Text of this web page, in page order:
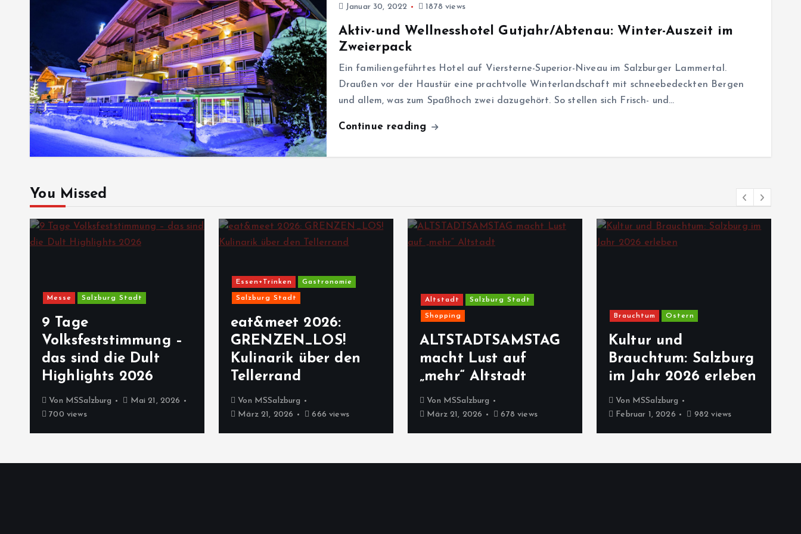
Januar 30, 2022
1878 views
Aktiv-und Wellnesshotel Gutjahr/Abtenau: Winter-Auszeit im
Zweierpack
Ein familiengeführtes Hotel auf Viersterne-Superior-Niveau im Salzburger Lammertal.
Draußen vor der Haustür eine prachtvolle Winterlandschaft mit schneebedeckten Bergen
und allem, was zum Spaßhoch zwei dazugehört. So stellen sich Frisch- und…
Continue reading
You Missed
Messe Salzburg Stadt
9 Tage
Volksfeststimmung –
das sind die Dult
Highlights 2026
Von MSSalzburg
Mai 21, 2026
700 views
Essen+Trinken Gastronomie
Salzburg Stadt
eat&meet 2026:
GRENZEN_LOS!
Kulinarik über den
Tellerrand
Von MSSalzburg
März 21, 2026
666 views
Altstadt Salzburg Stadt
Shopping
ALTSTADTSAMSTAG
macht Lust auf
„mehr“ Altstadt
Von MSSalzburg
März 21, 2026
678 views
Brauchtum Ostern
Kultur und
Brauchtum: Salzburg
im Jahr 2026 erleben
Von MSSalzburg
Februar 1, 2026
982 views